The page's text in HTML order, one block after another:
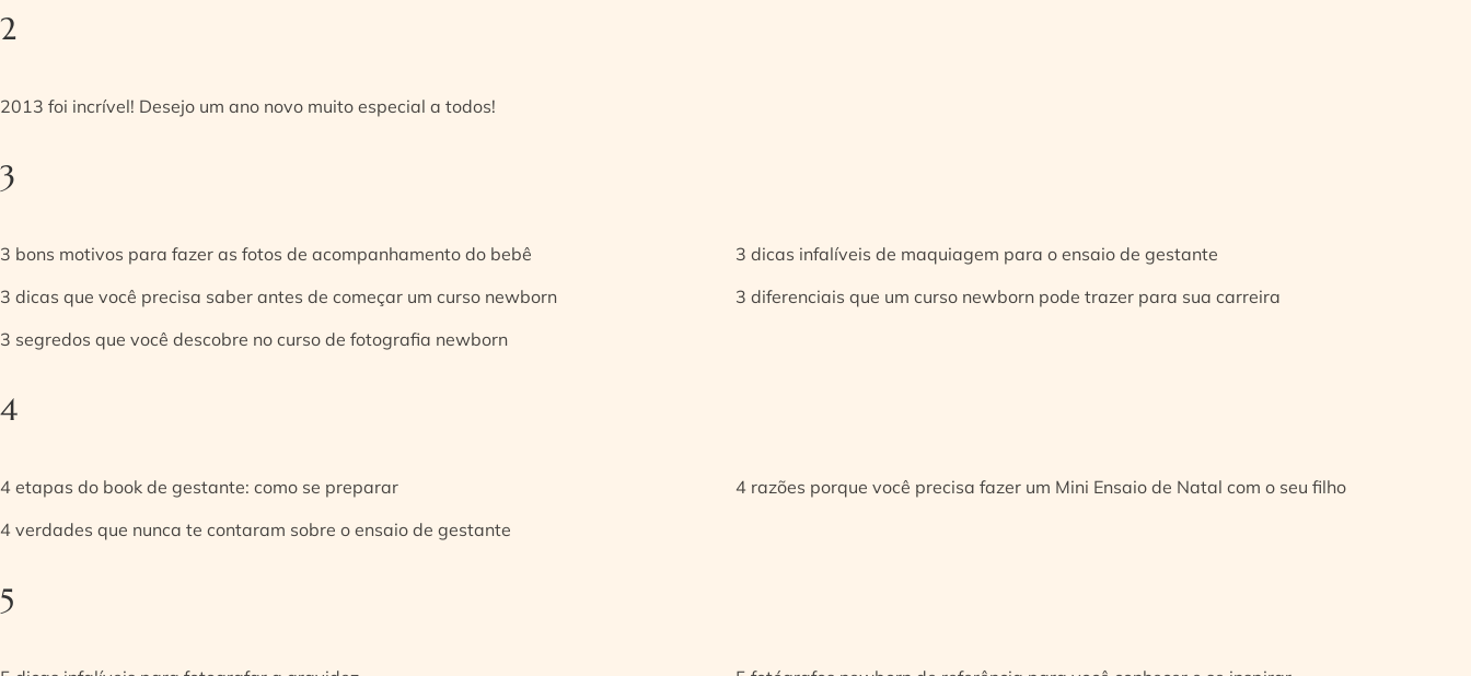
2
2013 foi incrível! Desejo um ano novo muito especial a todos!
3
3 bons motivos para fazer as fotos de acompanhamento do bebê
3 dicas infalíveis de maquiagem para o ensaio de gestante
3 dicas que você precisa saber antes de começar um curso newborn
3 diferenciais que um curso newborn pode trazer para sua carreira
3 segredos que você descobre no curso de fotografia newborn
4
4 etapas do book de gestante: como se preparar
4 razões porque você precisa fazer um Mini Ensaio de Natal com o seu filho
4 verdades que nunca te contaram sobre o ensaio de gestante
5